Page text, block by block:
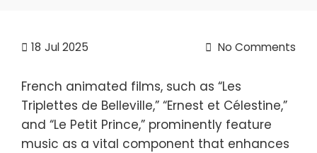
18 Jul 2025 No Comments
French animated films, such as “Les
Triplettes de Belleville,” “Ernest et Célestine,”
and “Le Petit Prince,” prominently feature
music as a vital component that enhances